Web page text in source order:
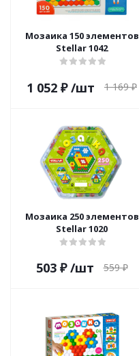
Мозаика 150 элементов
Stellar 1042
1 052 ₽ /шт 1 169₽
Мозаика 250 элементов
Stellar 1020
503₽ /шт 559₽